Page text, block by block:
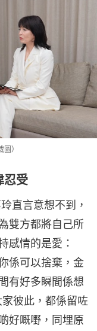
）
忍受
直言意想不到，
雙方都將自己所
感情的是愛：
係可以捨棄，金
有好多瞬間係想
彼此，都係留咗
好嘅嘢，同埋原